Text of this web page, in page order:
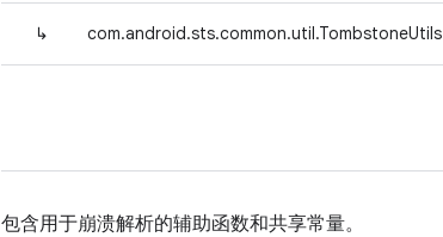
↳ com.android.sts.common.util.TombstoneUtils
包含用于崩溃解析的辅助函数和共享常量。